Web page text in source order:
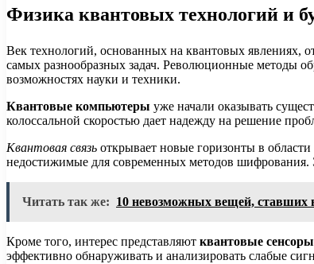
Физика квантовых технологий и
Век технологий, основанных на квантовых явлениях,
самых разнообразных задач. Революционные методы
возможностях науки и техники.
Квантовые компьютеры уже начали оказывать
колоссальной скоростью дает надежду на решение
Квантовая связь открывает новые горизонты в
недостижимые для современных методов
Читать так же: 10 невозможных вещей, ставших
Кроме того, интерес представляют квантовые сенсоры
эффективно обнаруживать и анализировать слабые